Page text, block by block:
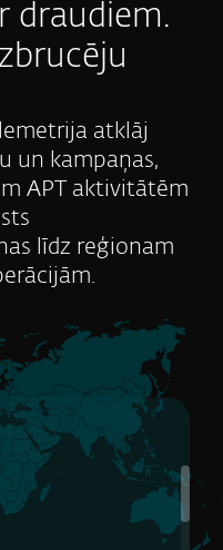
draudiem.
atklāj
un kampaņas,
APT aktivitātēm
līdz reģionam